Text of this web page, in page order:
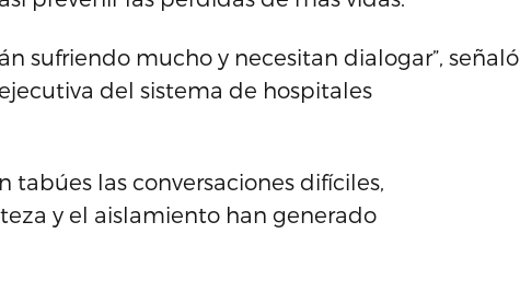
sufriendo mucho y necesitan dialogar”, señaló
del sistema de hospitales
tabúes las conversaciones difíciles,
y el aislamiento han generado